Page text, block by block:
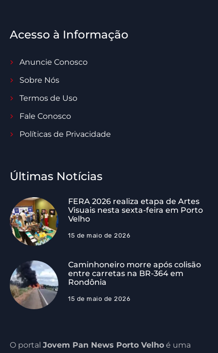
Acesso à Informação
Anuncie Conosco
Sobre Nós
Termos de Uso
Fale Conosco
Políticas de Privacidade
Últimas Notícias
FERA 2026 realiza etapa de Artes
Visuais nesta sexta-feira em Porto
Velho
15 de maio de 2026
Caminhoneiro morre após colisão
entre carretas na BR-364 em
Rondônia
15 de maio de 2026
O portal Jovem Pan News Porto Velho é uma